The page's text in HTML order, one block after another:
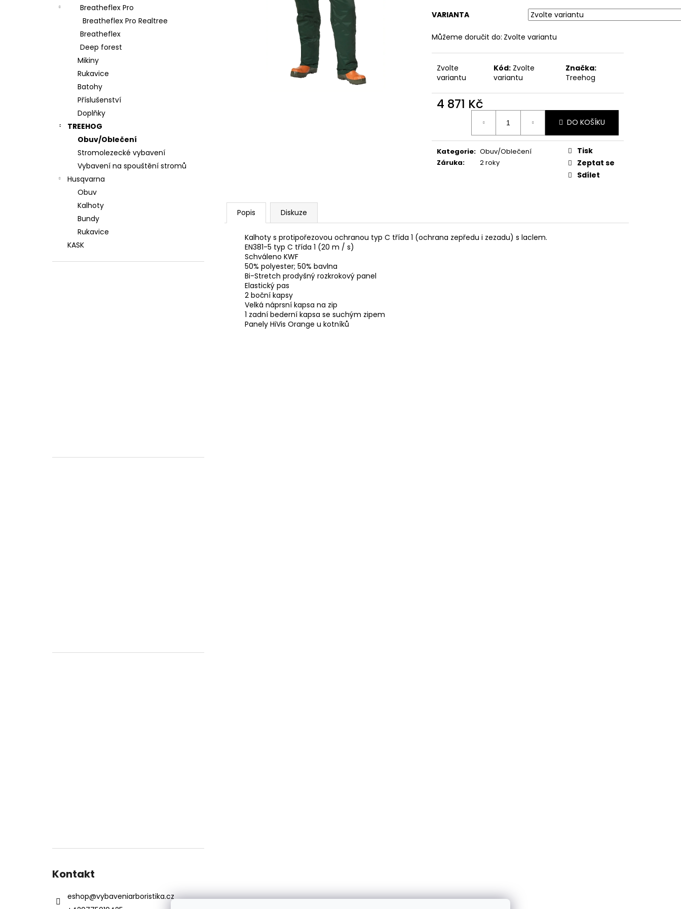
Breatheflex Pro
Breatheflex Pro Realtree
Breatheflex
Deep forest
Mikiny
Rukavice
Batohy
Příslušenství
Doplňky
TREEHOG
Obuv/Oblečení
Stromolezecké vybavení
Vybavení na spouštění stromů
Husqvarna
Obuv
Kalhoty
Bundy
Rukavice
KASK
Kontakt
eshop@vybaveniarboristika.cz
VARIANTA
Můžeme doručit do: Zvolte variantu
Zvolte
variantu
Kód: Zvolte
variantu
Značka:
Treehog
4 871 Kč
DO KOŠÍKU
Kategorie: Obuv/Oblečení
Záruka: 2 roky
Tisk
Zeptat se
Sdílet
Popis Diskuze
Kalhoty s protipořezovou ochranou typ C třída 1 (ochrana zepředu i zezadu) s laclem.
EN381-5 typ C třída 1 (20 m / s)
Schváleno KWF
50% polyester; 50% bavlna
Bi-Stretch prodyšný rozkrokový panel
Elastický pas
2 boční kapsy
Velká náprsní kapsa na zip
1 zadní bederní kapsa se suchým zipem
Panely HiVis Orange u kotníků